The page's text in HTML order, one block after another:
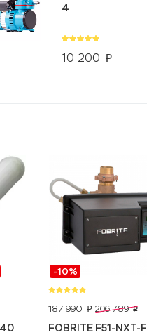
10 200 p
4
-10%
187 990 p 206 789 p
FOBRITE F51-NXT-